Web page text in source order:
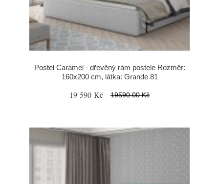
Postel Caramel - dřevěný rám postele Rozměr:
160x200 cm, látka: Grande 81
19 590 Kč 19590.00 Kč